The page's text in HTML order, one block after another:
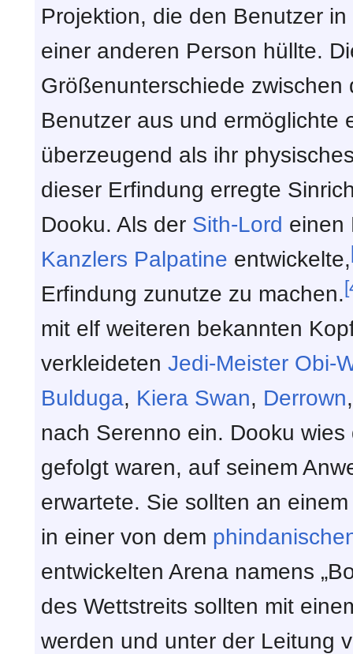
Projektion, die den Benutzer
einer anderen Person hüllte.
Größenunterschiede
Benutzer aus und ermöglichte
überzeugend als ihr
dieser Erfindung erregte
Dooku. Als der Sith-Lord einen
Kanzlers Palpatine entwickelte,
Erfindung zunutze zu machen.
mit elf weiteren bekannten
verkleideten Jedi-Meister Obi-
Bulduga, Kiera Swan, Derrown
nach Serenno ein. Dooku
gefolgt waren, auf seinem
erwartete. Sie sollten an
in einer von dem
entwickelten Arena namens
des Wettstreits sollten mit
werden und unter der Leitung